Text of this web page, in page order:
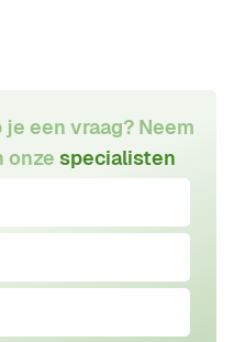
een vraag? Neem
onze specialisten